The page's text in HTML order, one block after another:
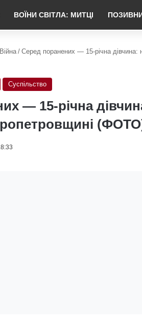
ВОЇНИ СВІТЛА: МИТЦІ
Війна / Серед поранених — 15-річна дівчина:
Суспільство
— 15-річна